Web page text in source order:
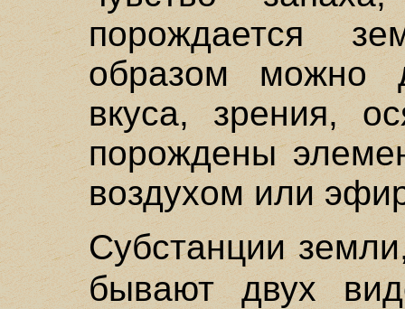
порождается
образом можно
вкуса, зрения,
порождены
воздухом или
Субстанции
бывают двух